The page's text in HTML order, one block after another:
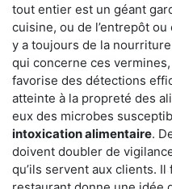
tout entier est un géant
cuisine, ou de l’entrepôt
y a toujours de la
qui concerne ces
favorise des détections
atteinte à la propreté des
eux des microbes
intoxication alimentaire.
doivent doubler de
qu’ils servent aux clients. Il